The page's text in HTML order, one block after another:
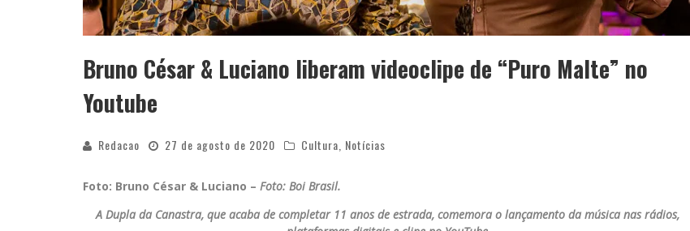
Bruno César & Luciano liberam videoclipe de “Puro Malte” no
Youtube
Redacao 27 de agosto de 2020 Cultura Notícias
Foto: Bruno César & Luciano – Foto: Boi Brasil.
A Dupla da Canastra, que acaba de completar 11 anos de estrada, comemora o lançamento da música nas rádios,